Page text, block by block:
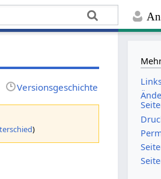
Versionsgeschichte
)